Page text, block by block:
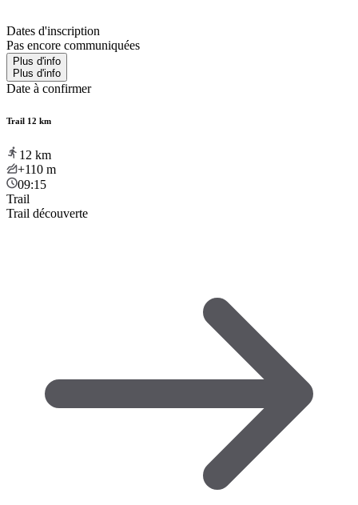
Dates d'inscription
Pas encore communiquées
Plus d'info
Plus d'info
Date à confirmer
Trail 12 km
12 km
+110 m
09:15
Trail
Trail découverte